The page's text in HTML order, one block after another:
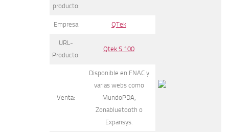
producto:
Empresa QTek
URL-
Producto:
Qtek S 100
Venta:
Disponible en FNAC y
varias webs como
MundoPDA,
Zonabluetooth o
Expansys.